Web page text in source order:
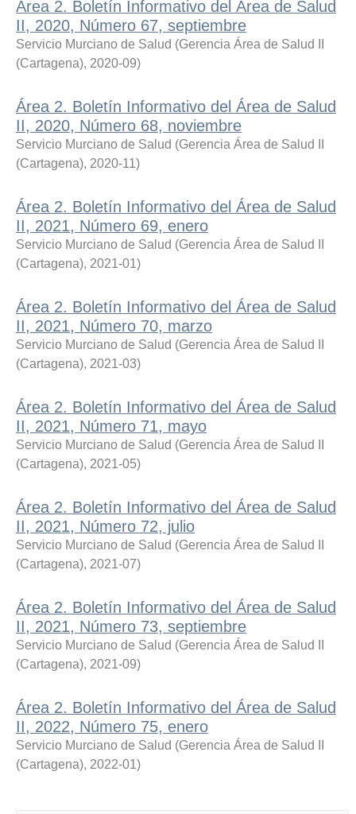
Área 2. Boletín Informativo del Área de Salud
II, 2020, Número 67, septiembre
Servicio Murciano de Salud (Gerencia Área de Salud II
(Cartagena), 2020-09)
Área 2. Boletín Informativo del Área de Salud
II, 2020, Número 68, noviembre
Servicio Murciano de Salud (Gerencia Área de Salud II
(Cartagena), 2020-11)
Área 2. Boletín Informativo del Área de Salud
II, 2021, Número 69, enero
Servicio Murciano de Salud (Gerencia Área de Salud II
(Cartagena), 2021-01)
Área 2. Boletín Informativo del Área de Salud
II, 2021, Número 70, marzo
Servicio Murciano de Salud (Gerencia Área de Salud II
(Cartagena), 2021-03)
Área 2. Boletín Informativo del Área de Salud
II, 2021, Número 71, mayo
Servicio Murciano de Salud (Gerencia Área de Salud II
(Cartagena), 2021-05)
Área 2. Boletín Informativo del Área de Salud
II, 2021, Número 72, julio
Servicio Murciano de Salud (Gerencia Área de Salud II
(Cartagena), 2021-07)
Área 2. Boletín Informativo del Área de Salud
II, 2021, Número 73, septiembre
Servicio Murciano de Salud (Gerencia Área de Salud II
(Cartagena), 2021-09)
Área 2. Boletín Informativo del Área de Salud
II, 2022, Número 75, enero
Servicio Murciano de Salud (Gerencia Área de Salud II
(Cartagena), 2022-01)